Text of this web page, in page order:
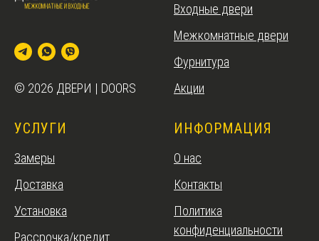
© 2026 ДВЕРИ | DOORS
Входные двери
Межкомнатные двери
Фурнитура
Акции
УСЛУГИ
Замеры
Доставка
Установка
Рассрочка/кредит
ИНФОРМАЦИЯ
О нас
Контакты
Политика
конфиденциальности